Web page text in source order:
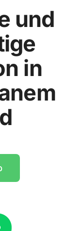
und
in